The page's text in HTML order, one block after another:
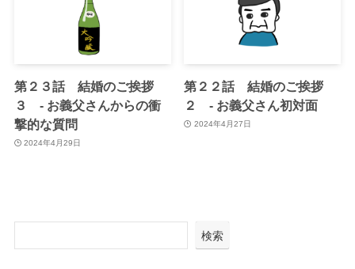
第２３話 結婚のご挨拶
３ - お義父さんからの衝
撃的な質問
2024年4月29日
第２２話 結婚のご挨拶
２ - お義父さん初対面
2024年4月27日
検索